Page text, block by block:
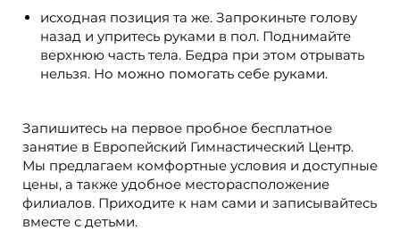
исходная позиция та же. Запрокиньте голову
назад и упритесь руками в пол. Поднимайте
верхнюю часть тела. Бедра при этом отрывать
нельзя. Но можно помогать себе руками.
Запишитесь на первое пробное бесплатное
занятие в Европейский Гимнастический Центр.
Мы предлагаем комфортные условия и доступные
цены, а также удобное месторасположение
филиалов. Приходите к нам сами и записывайтесь
вместе с детьми.